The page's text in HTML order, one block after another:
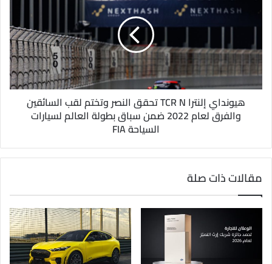
هيونداي إلنترا TCR N تحقق النصر وتختم لقب السائقين
والفرق لعام 2022 ضمن سباق بطولة العالم لسيارات
السياحة FIA
مقالات ذات صلة